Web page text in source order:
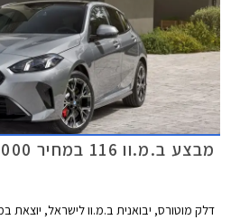
מבצע ב.מ.וו 116 במחיר 209,000 ₪